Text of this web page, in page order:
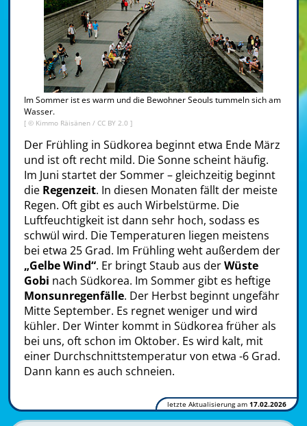
Im Sommer ist es warm und die Bewohner Seouls tummeln sich am
Wasser.
[ © Kimmo Räisänen / CC BY 2.0 ]
Der Frühling in Südkorea beginnt etwa Ende März
und ist oft recht mild. Die Sonne scheint häufig.
Im Juni startet der Sommer – gleichzeitig beginnt
die Regenzeit. In diesen Monaten fällt der meiste
Regen. Oft gibt es auch Wirbelstürme. Die
Luftfeuchtigkeit ist dann sehr hoch, sodass es
schwül wird. Die Temperaturen liegen meistens
bei etwa 25 Grad. Im Frühling weht außerdem der
„Gelbe Wind“. Er bringt Staub aus derWüste
Gobi nach Südkorea. Im Sommer gibt es heftige
Monsunregenfälle. Der Herbst beginnt ungefähr
Mitte September. Es regnet weniger und wird
kühler. Der Winter kommt in Südkorea früher als
bei uns, oft schon im Oktober. Es wird kalt, mit
einer Durchschnittstemperatur von etwa -6 Grad.
Dann kann es auch schneien.
letzte Aktualisierung am 17.02.2026